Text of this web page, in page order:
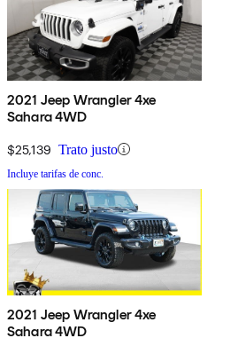
2021 Jeep Wrangler 4xe
Sahara 4WD
$25,139 Trato justo
Incluye tarifas de conc.
2021 Jeep Wrangler 4xe
Sahara 4WD